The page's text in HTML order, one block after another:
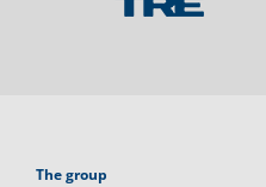
The group